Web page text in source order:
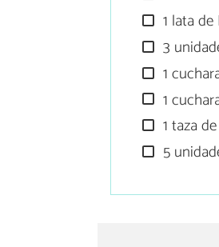
1 lata
3
1
1
1 taza
5